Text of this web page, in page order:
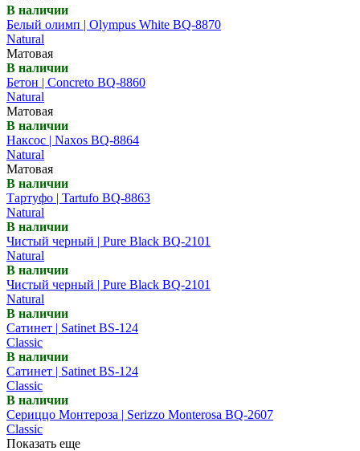
В наличии
Белый олимп | Olympus White BQ-8870
Natural
Матовая
В наличии
Бетон | Concreto BQ-8860
Natural
Матовая
В наличии
Наксос | Naxos BQ-8864
Natural
Матовая
В наличии
Тартуфо | Tartufo BQ-8863
Natural
В наличии
Чистый черный | Pure Black BQ-2101
Natural
В наличии
Чистый черный | Pure Black BQ-2101
Natural
В наличии
Сатинет | Satinet BS-124
Classic
В наличии
Сатинет | Satinet BS-124
Classic
В наличии
Сериццо Монтероза | Serizzo Monterosa BQ-2607
Classic
Показать еще